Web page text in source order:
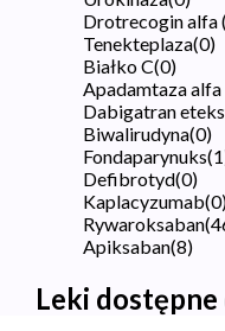
Drotrecogin alfa
Tenekteplaza(0)
Białko C(0)
Apadamtaza
Dabigatran
Biwalirudyna(0)
Fondaparynuks(1
Defibrotyd(0)
Kaplacyzumab(0
Rywaroksaban(
Apiksaban(8)
Leki dostępne